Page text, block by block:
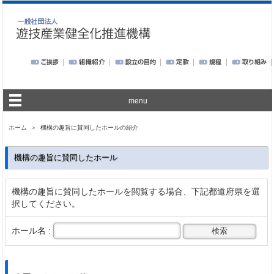
menu
ホーム ＞ 機構の趣旨に賛同したホールの紹介
機構の趣旨に賛同したホール
機構の趣旨に賛同したホールを閲覧する場合、下記都道府県を選
択してください。
ホール名 :